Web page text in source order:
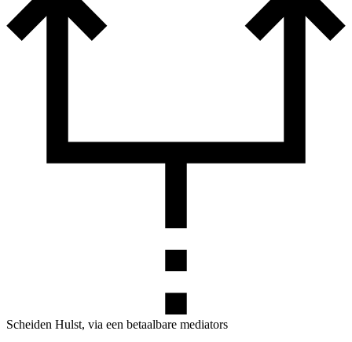
Scheiden Hulst, via een betaalbare mediators